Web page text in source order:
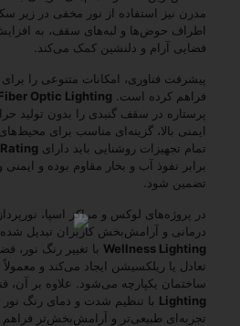
مدرن نیز استفاده از نور مخفی در زیر
اطراف حوض‌ها و لبه‌های سقف، به
فضایی آرام و دلنشین کمک می‌کند.
پیشرفت فناوری، امکانات متنوعی را
فراهم کرده است. Optic Lighting
پرستاره در سقف گنبدی را بدون تولید
ایمنی بالا، گزینه‌ای مناسب برای
تمام تجهیزات روشنایی باید دارای
برابر نفوذ آب و بخار مقاوم بوده و
تضمین شود.
در پروژه‌های لوکس و مراکز اسپا،
درمانی و آرامش‌بخش کاربران تبدیل
Wellness Lighting با تغییر رنگ نور،
تعادل یا ریلکسیشن ایجاد می‌کند و
ساختمان یکپارچه می‌شود. علاوه بر آن،
Lighting با تنظیم شدت و دمای رنگ
تجربه‌ای طبیعی‌تر و آرامش‌بخش‌تر فراهم